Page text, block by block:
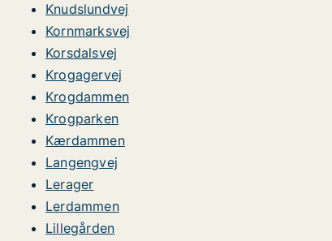
Knudslundvej
Kornmarksvej
Korsdalsvej
Krogagervej
Krogdammen
Krogparken
Kærdammen
Langengvej
Lerager
Lerdammen
Lillegården